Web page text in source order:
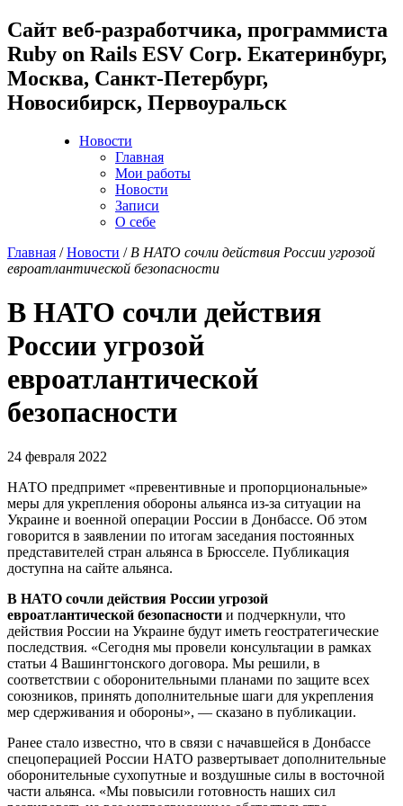
Cайт веб-разработчика, программиста
Ruby on Rails ESV Corp. Екатеринбург,
Москва, Санкт-Петербург,
Новосибирск, Первоуральск
Новости
Главная
Мои работы
Новости
Записи
О себе
Главная /Новости / В НАТО сочли действия России угрозой
евроатлантической безопасности
В НАТО сочли действия
России угрозой
евроатлантической
безопасности
24 февраля 2022
НАТО предпримет «превентивные и пропорциональные»
меры для укрепления обороны альянса из-за ситуации на
Украине и военной операции России в Донбассе. Об этом
говорится в заявлении по итогам заседания постоянных
представителей стран альянса в Брюсселе. Публикация
доступна на сайте альянса.
В НАТО сочли действия России угрозой
евроатлантической безопасности и подчеркнули, что
действия России на Украине будут иметь геостратегические
последствия. «Сегодня мы провели консультации в рамках
статьи 4 Вашингтонского договора. Мы решили, в
соответствии с оборонительными планами по защите всех
союзников, принять дополнительные шаги для укрепления
мер сдерживания и обороны», — сказано в публикации.
Ранее стало известно, что в связи с начавшейся в Донбассе
спецоперацией России НАТО развертывает дополнительные
оборонительные сухопутные и воздушные силы в восточной
части альянса. «Мы повысили готовность наших сил